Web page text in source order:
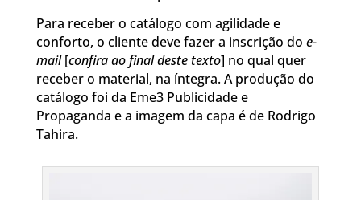
Para receber o catálogo com agilidade e
conforto, o cliente deve fazer a inscrição do e-
mail[confira ao final deste texto] no qual quer
receber o material, na íntegra. A produção do
catálogo foi da Eme3 Publicidade e
Propaganda e a imagem da capa é de Rodrigo
Tahira.